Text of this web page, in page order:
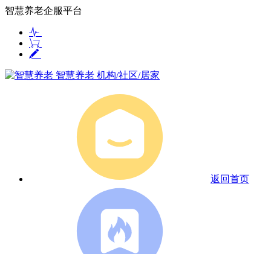
智慧养老企服平台
智慧养老 机构/社区/居家
返回首页